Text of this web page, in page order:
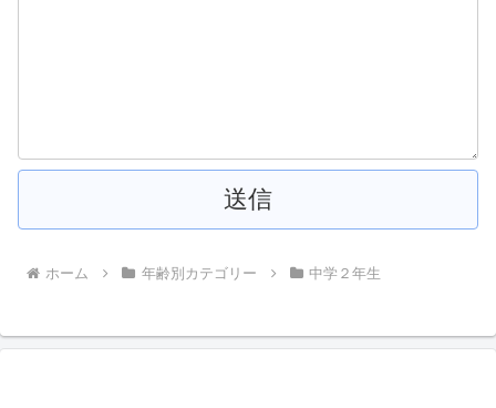
ホーム 年齢別カテゴリー 中学２年生